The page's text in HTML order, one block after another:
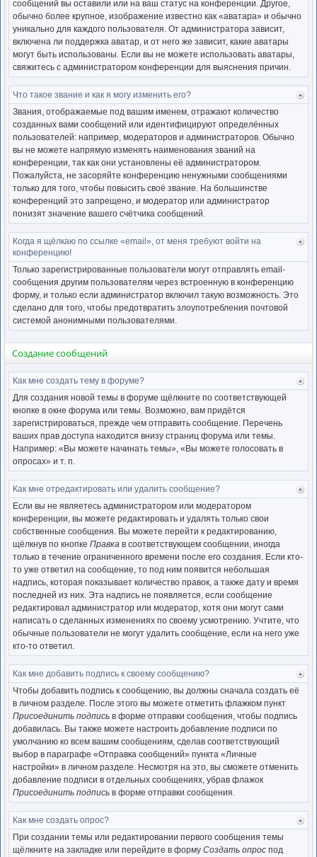
сообщений вы оставили или на ваш статус на конференции. Другое,
обычно более крупное, изображение известно как «аватара» и обычно
уникально для каждого пользователя. От администратора зависит,
включена ли поддержка аватар, и от него же зависит, какие аватары
могут быть использованы. Если вы не можете использовать аватары,
свяжитесь с администратором конференции для выяснения причин.
Что такое звание и как я могу изменить его?
Звания, отображаемые под вашим именем, отражают количество
созданных вами сообщений или идентифицируют определённых
пользователей: например, модераторов и администраторов. Обычно
вы не можете напрямую изменять наименования званий на
конференции, так как они установлены её администратором.
Пожалуйста, не засоряйте конференцию ненужными сообщениями
только для того, чтобы повысить своё звание. На большинстве
конференций это запрещено, и модератор или администратор
понизят значение вашего счётчика сообщений.
Когда я щёлкаю по ссылке «email», от меня требуют войти на
конференцию!
Только зарегистрированные пользователи могут отправлять email-
сообщения другим пользователям через встроенную в конференцию
форму, и только если администратор включил такую возможность. Это
сделано для того, чтобы предотвратить злоупотребления почтовой
системой анонимными пользователями.
Создание сообщений
Как мне создать тему в форуме?
Для создания новой темы в форуме щёлкните по соответствующей
кнопке в окне форума или темы. Возможно, вам придётся
зарегистрироваться, прежде чем отправить сообщение. Перечень
ваших прав доступа находится внизу страниц форума или темы.
Например: «Вы можете начинать темы», «Вы можете голосовать в
опросах» и т. п.
Как мне отредактировать или удалить сообщение?
Если вы не являетесь администратором или модератором
конференции, вы можете редактировать и удалять только свои
собственные сообщения. Вы можете перейти к редактированию,
щёлкнув по кнопке Правка в соответствующем сообщении, иногда
только в течение ограниченного времени после его создания. Если кто-
то уже ответил на сообщение, то под ним появится небольшая
надпись, которая показывает количество правок, а также дату и время
последней из них. Эта надпись не появляется, если сообщение
редактировал администратор или модератор, хотя они могут сами
написать о сделанных изменениях по своему усмотрению. Учтите, что
обычные пользователи не могут удалить сообщение, если на него уже
кто-то ответил.
к
Как мне добавить подпись к своему сообщению?
Чтобы добавить подпись к сообщению, вы должны сначала создать её
в личном разделе. После этого вы можете отметить флажком пункт
Присоединить подпись в форме отправки сообщения, чтобы подпись
добавилась. Вы также можете настроить добавление подписи по
умолчанию ко всем вашим сообщениям, сделав соответствующий
выбор в параграфе «Отправка сообщений» пункта «Личные
настройки» в личном разделе. Несмотря на это, вы сможете отменить
добавление подписи в отдельных сообщениях, убрав флажок
Присоединить подпись в форме отправки сообщения.
Как мне создать опрос?
При создании темы или редактировании первого сообщения темы
щёлкните на закладке или перейдите в форму Создать опрос под